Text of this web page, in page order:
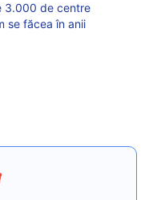
3.000 de centre
se făcea în anii